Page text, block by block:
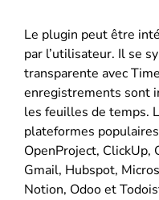
Le plugin peut être
par l’utilisateur. Il se
transparente avec
enregistrements sont
les feuilles de temps.
plateformes
OpenProject, ClickUp,
Gmail, Hubspot,
Notion, Odoo et